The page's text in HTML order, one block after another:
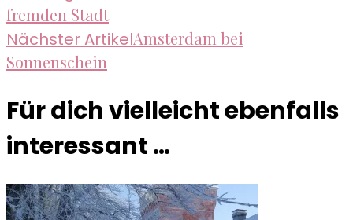
fremden Stadt
Nächster ArtikelAmsterdam bei
Sonnenschein
Für dich vielleicht ebenfalls
interessant …